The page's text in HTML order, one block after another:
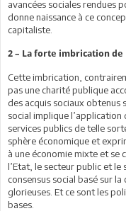
avancées sociales rendues
donne naissance à ce
capitaliste.
2 – La forte imbrication de
Cette imbrication,
pas une charité publique
des acquis sociaux obtenus
social implique l’application
services publics de telle
sphère économique et
à une économie mixte et se
l’Etat, le secteur public et le
consensus social basé sur
glorieuses. Et ce sont les
bases.